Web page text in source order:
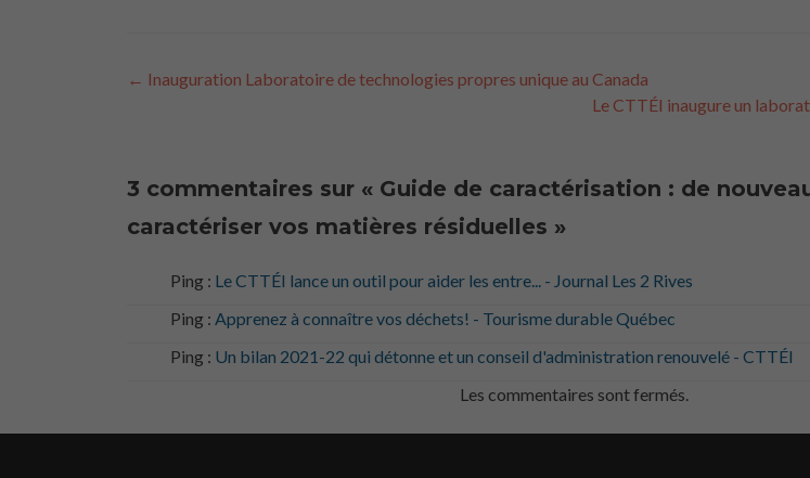
Navigation
← Inauguration Laboratoire de technologies propres unique au Canada
Le CTTÉI inaugure un
3 commentaires sur « Guide de caractérisation : de
caractériser vos matières résiduelles »
Ping : Le CTTÉI lance un outil pour aider les entre... - Journal Les 2 Rives
Ping : Apprenez à connaître vos déchets! - Tourisme durable Québec
Ping : Un bilan 2021-22 qui détonne et un conseil d'administration renouvelé - CTTÉI
Les commentaires sont fermés.